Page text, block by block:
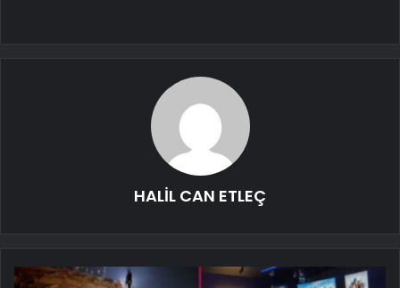
HALİL CAN ETLEÇ